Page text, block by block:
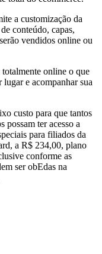
a customização da
conteúdo, capas,
vendidos online ou
online o que
e acompanhar sua
custo para que tantos
possam ter acesso a
para filiados da
a R$ 234,00, plano
conforme as
ser obEdas na